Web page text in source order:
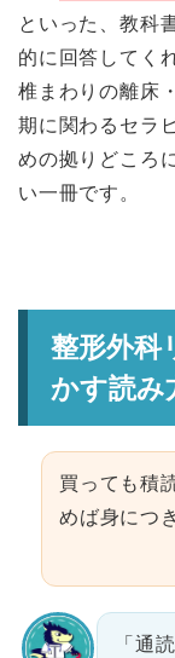
といった、教科
的に回答してく
椎まわりの離床
期に関わるセラ
めの拠りどころ
い一冊です。
整形外科
かす読み
買っても積
めば身につ
「通